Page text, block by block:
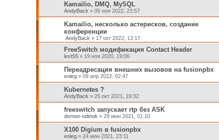
Kamailio, DMQ, MySQL
AndyBack » 05 ноя 2022, 23:57
Kamailio, несколько астерисков, создание
конференции
AndyBack » 17 окт 2022, 13:17
FreeSwitch модификация Contact Header
lext55» 19 ноя 2020, 19:06
Переадресация внешних вызовов на fusionpbx
eoleg» 09 апр 2022, 02:47
Kubernetes ?
AndyBack » 25 окт 2021, 19:32
freeswitch запускает rtp без ASK
demon-odinok » 29 июн 2021, 01:10
X100 Digium в fusionpbx
eoleg» 24 июн 2021, 23:11